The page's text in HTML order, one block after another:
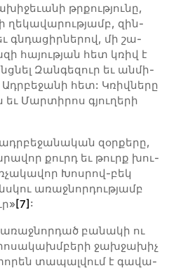
թրքու­թյու­նը,
զին­
գնդա­ցիր­նե­րով, մի շա­
հայու­թյան հետ կռիվ է
Զան­գե­զուր եւ ան­մի­
հետ: Կռիվ­նե­րը
եւ Մար­տի­րոս գյու­ղե­րի
զօր­­քե­­րը,
քուրդ եւ թուրք խու­­
Խոս­րով-բեկ
ա­­ռաջ­­նոր­­դու­­թյամբ
[7]:
ա­ռաջ­նոր­դած բա­նա­կի ու
ջախ­ջախիչ
տա­պալ­վում է գա­վա­